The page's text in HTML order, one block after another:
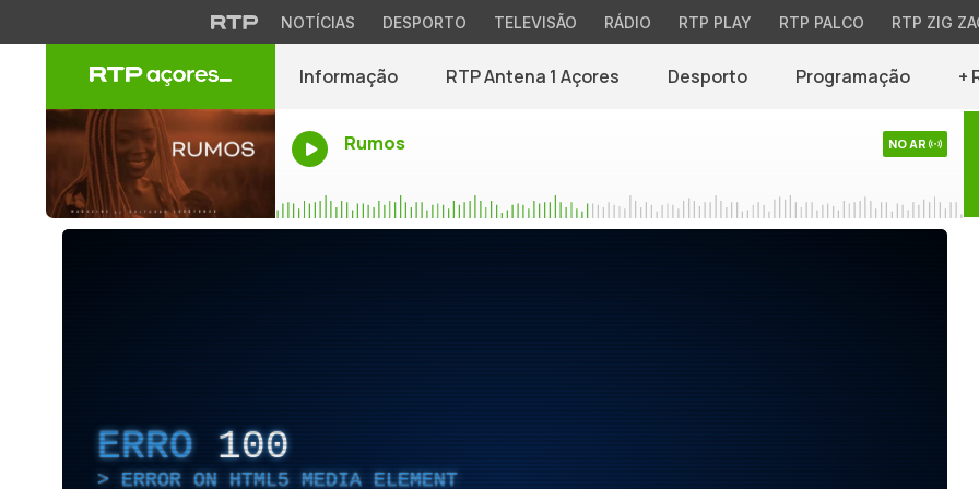
NOTÍCIAS DESPORTO TELEVISÃO RÁDIO RTP PLAY RTP PALCO RTP ZIG
Informação RTP Antena 1 Açores Desporto Programação +
Rumos NO AR
ERRO 100
ERROR ON HTML5 MEDIA ELEMENT